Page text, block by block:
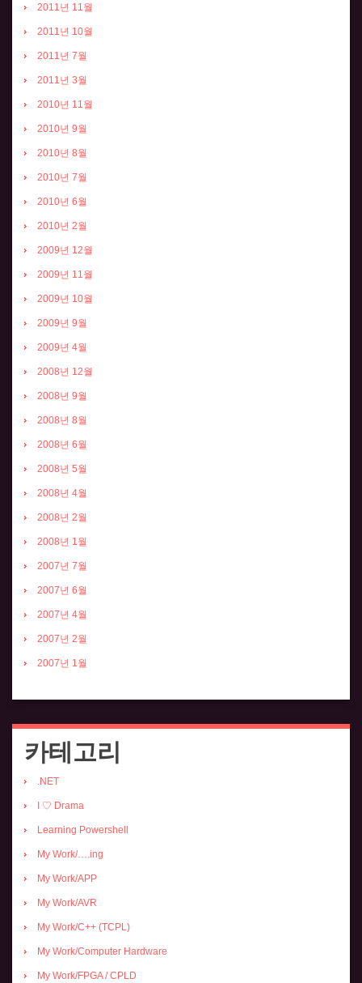
2011년 11월
2011년 10월
2011년 7월
2011년 3월
2010년 11월
2010년 9월
2010년 8월
2010년 7월
2010년 6월
2010년 2월
2009년 12월
2009년 11월
2009년 10월
2009년 9월
2009년 4월
2008년 12월
2008년 9월
2008년 8월
2008년 6월
2008년 5월
2008년 4월
2008년 2월
2008년 1월
2007년 7월
2007년 6월
2007년 4월
2007년 2월
2007년 1월
카테고리
.NET
I ♡ Drama
Learning Powershell
My Work/….ing
My Work/APP
My Work/AVR
My Work/C++ (TCPL)
My Work/Computer Hardware
My Work/FPGA / CPLD